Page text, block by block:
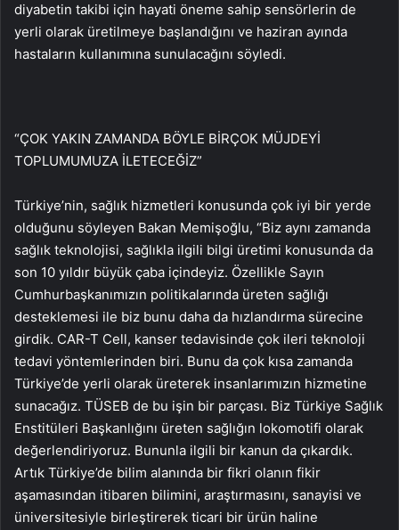
diyabetin takibi için hayati öneme sahip sensörlerin de
yerli olarak üretilmeye başlandığını ve haziran ayında
hastaların kullanımına sunulacağını söyledi.
“ÇOK YAKIN ZAMANDA BÖYLE BİRÇOK MÜJDEYİ
TOPLUMUMUZA İLETECEĞİZ”
Türkiye’nin, sağlık hizmetleri konusunda çok iyi bir yerde
olduğunu söyleyen Bakan Memişoğlu, “Biz aynı zamanda
sağlık teknolojisi, sağlıkla ilgili bilgi üretimi konusunda da
son 10 yıldır büyük çaba içindeyiz. Özellikle Sayın
Cumhurbaşkanımızın politikalarında üreten sağlığı
desteklemesi ile biz bunu daha da hızlandırma sürecine
girdik. CAR-T Cell, kanser tedavisinde çok ileri teknoloji
tedavi yöntemlerinden biri. Bunu da çok kısa zamanda
Türkiye’de yerli olarak üreterek insanlarımızın hizmetine
sunacağız. TÜSEB de bu işin bir parçası. Biz Türkiye Sağlık
Enstitüleri Başkanlığını üreten sağlığın lokomotifi olarak
değerlendiriyoruz. Bununla ilgili bir kanun da çıkardık.
Artık Türkiye’de bilim alanında bir fikri olanın fikir
aşamasından itibaren bilimini, araştırmasını, sanayisi ve
üniversitesiyle birleştirerek ticari bir ürün haline